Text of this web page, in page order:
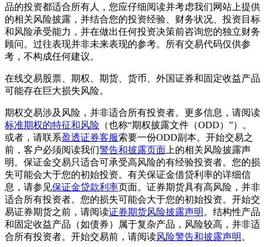
品的投资都适合所有人，您应仔细阅读并考虑我们网站上提供
的相关风险披露，并结合您的投资经验、财务状况、投资目标
和风险承受能力，并在做出任何投资决策前咨询您的独立财务
顾问。过往表现并非未来表现的参考。所有交易代码仅供参
考，不构成任何建议。
在线交易股票、期权、期货、货币、外国证券和固定收益产品
可能存在巨大损失风险。
期权交易涉及风险，并非适合所有投资者。更多信息，请阅读
标准期权的特征和风险 （也称“期权披露文件（ODD）”）。
或者，请联系盈透证券客服索要一份ODD副本。开始交易之
前，客户必须阅读我们警告和披露页面 上的相关风险披露声
明。保证金交易只适合可承受高风险的有经验投资者。您的损
失可能会大于您的初始投资。有关保证金借贷利率的详细信
息，请参见保证金贷款利率页面。证券期货具有高风险，并非
适合所有投资者。您的损失可能会大于您的初始投资。开始交
易证券期货之前，请阅读证券期货风险披露声明 。结构性产品
和固定收益产品（如债券）属于复杂产品，风险较高，并非适
合所有投资者。开始交易前，请阅读风险警告和披露声明 。